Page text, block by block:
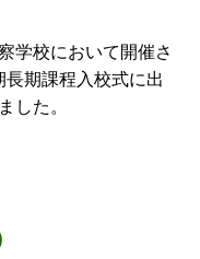
学校において開催さ
長期課程入校式に出
した。